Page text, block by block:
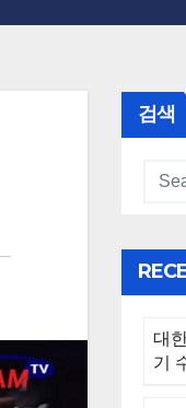
검색
대
기